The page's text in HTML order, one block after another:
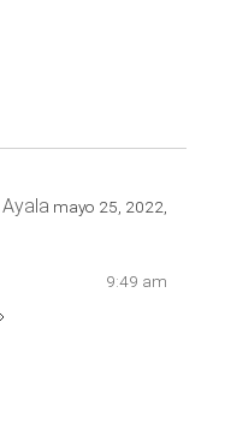
mayo 25, 2022,
9:49 am